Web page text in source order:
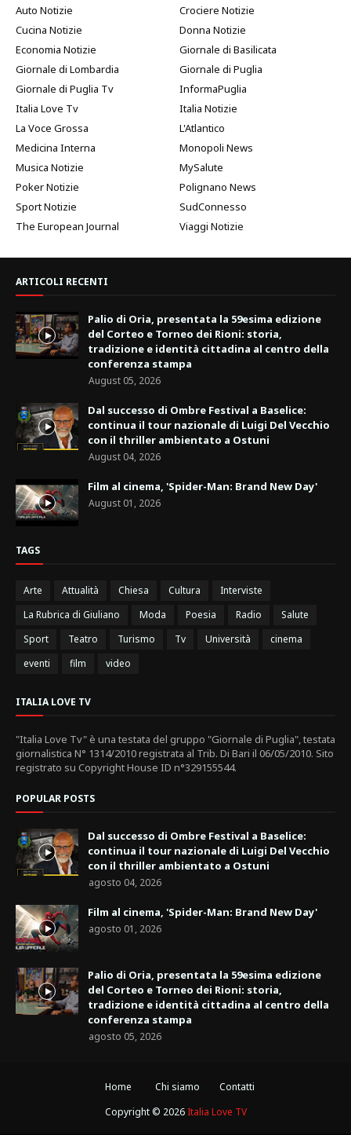
Auto Notizie
Crociere Notizie
Cucina Notizie
Donna Notizie
Economia Notizie
Giornale di Basilicata
Giornale di Lombardia
Giornale di Puglia
Giornale di Puglia Tv
InformaPuglia
Italia Love Tv
Italia Notizie
La Voce Grossa
L'Atlantico
Medicina Interna
Monopoli News
Musica Notizie
MySalute
Poker Notizie
Polignano News
Sport Notizie
SudConnesso
The European Journal
Viaggi Notizie
ARTICOLI RECENTI
Palio di Oria, presentata la 59esima edizione
del Corteo e Torneo dei Rioni: storia,
tradizione e identità cittadina al centro della
conferenza stampa
August 05, 2026
Dal successo di Ombre Festival a Baselice:
continua il tour nazionale di Luigi Del Vecchio
con il thriller ambientato a Ostuni
August 04, 2026
Film al cinema, 'Spider-Man: Brand New Day'
August 01, 2026
TAGS
Arte Attualità Chiesa Cultura
Interviste
La Rubrica di Giuliano
Moda Poesia Radio
Salute
Sport
Teatro Turismo Tv Università
cinema
eventi
film video
ITALIA LOVE TV
"Italia Love Tv" è una testata del gruppo "Giornale di Puglia", testata
giornalistica N° 1314/2010 registrata al Trib. Di Bari il 06/05/2010. Sito
registrato su Copyright House ID n°329155544.
POPULAR POSTS
Dal successo di Ombre Festival a Baselice:
continua il tour nazionale di Luigi Del Vecchio
con il thriller ambientato a Ostuni
agosto 04, 2026
Film al cinema, 'Spider-Man: Brand New Day'
agosto 01, 2026
Palio di Oria, presentata la 59esima edizione
del Corteo e Torneo dei Rioni: storia,
tradizione e identità cittadina al centro della
conferenza stampa
agosto 05, 2026
Home Chi siamo
Contatti
Copyright © 2026 Italia Love TV